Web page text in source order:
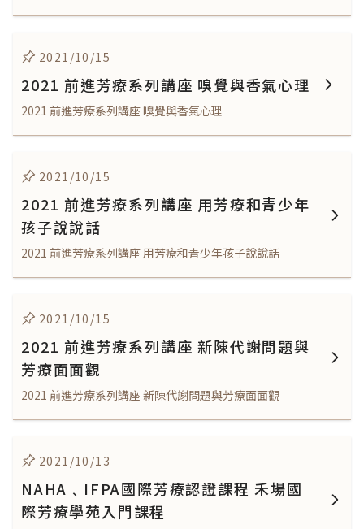
2021/10/15
2021 前進芳療系列講座 嗅覺與香氣心理
2021 前進芳療系列講座 嗅覺與香氣心理
2021/10/15
2021 前進芳療系列講座 用芳療和青少年
孩子說說話
2021 前進芳療系列講座 用芳療和青少年孩子說說話
2021/10/15
2021 前進芳療系列講座 新陳代謝問題與
芳療面面觀
2021 前進芳療系列講座 新陳代謝問題與芳療面面觀
2021/10/13
NAHA﹑IFPA國際芳療認證課程 禾場國
際芳療學苑入門課程